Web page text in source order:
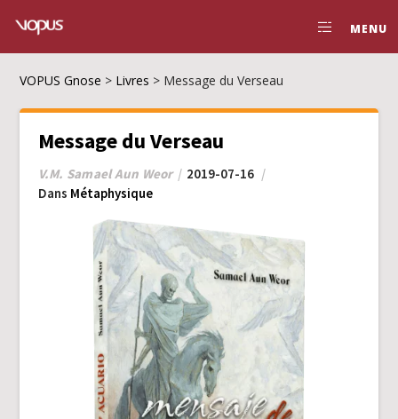
MENU
VOPUS Gnose > Livres > Message du Verseau
Message du Verseau
V.M. Samael Aun Weor
2019-07-16
Dans Métaphysique